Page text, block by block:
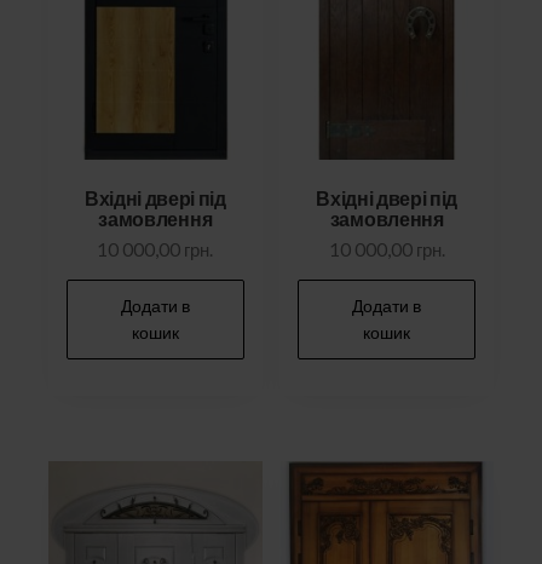
Вхідні двері під
замовлення
10 000,00 грн.
Додати в
кошик
Вхідні двері під
замовлення
10 000,00 грн.
Додати в
кошик